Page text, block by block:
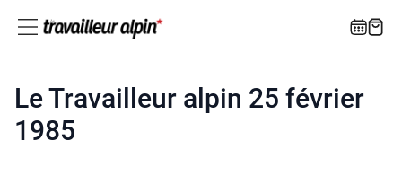
Le Travailleur alpin 25 février
1985